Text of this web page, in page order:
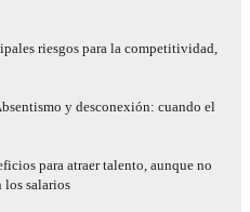
riesgos para la competitividad,
y desconexión: cuando el
para atraer talento, aunque no
los salarios